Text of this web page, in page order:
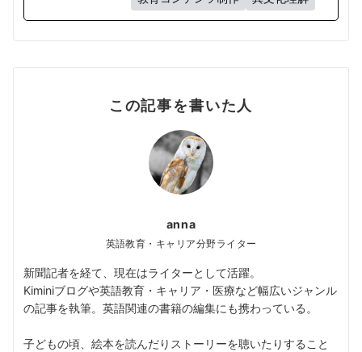
この記事を書いた人
anna
英語教育・キャリア分野ライター
新聞記者を経て、現在はライターとして活躍。
Kiminiブログや英語教育・キャリア・医療など幅広いジャンル
の記事を執筆。英語関連の書籍の編集にも携わっている。
子どもの頃、絵本を読んだりストーリーを聴いたりすること